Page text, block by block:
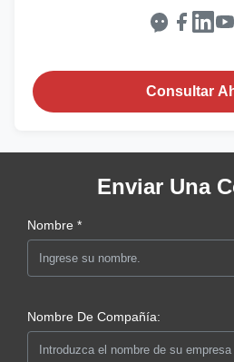
Consultar
Enviar Una
Nombre *
Nombre De Compañía: